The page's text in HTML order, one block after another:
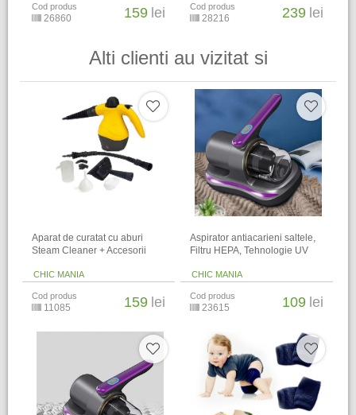
Cod produs
26860 159 lei Cod produs
28216 239 lei
Alti clienti au vizitat si
Aparat de curatat cu aburi
Steam Cleaner + Accesorii
CHIC MANIA
Cod produs
11085 159 lei
Aspirator antiacarieni saltele,
Filtru HEPA, Tehnologie UV
CHIC MANIA
Cod produs
23615 109 lei